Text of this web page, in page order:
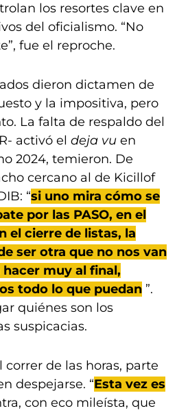
los resortes clave en
del oficialismo. “No
fue el reproche.
dieron dictamen de
y la impositiva, pero
La falta de respaldo del
activó el deja vu en
2024, temieron. De
cercano al de Kicillof
“si uno mira cómo se
por las PASO, en el
el cierre de listas, la
ser otra que no nos van
muy al final,
todo lo que puedan ”.
quiénes son los
suspicacias.
correr de las horas, parte
despejarse. “Esta vez es
con eco mileísta, que